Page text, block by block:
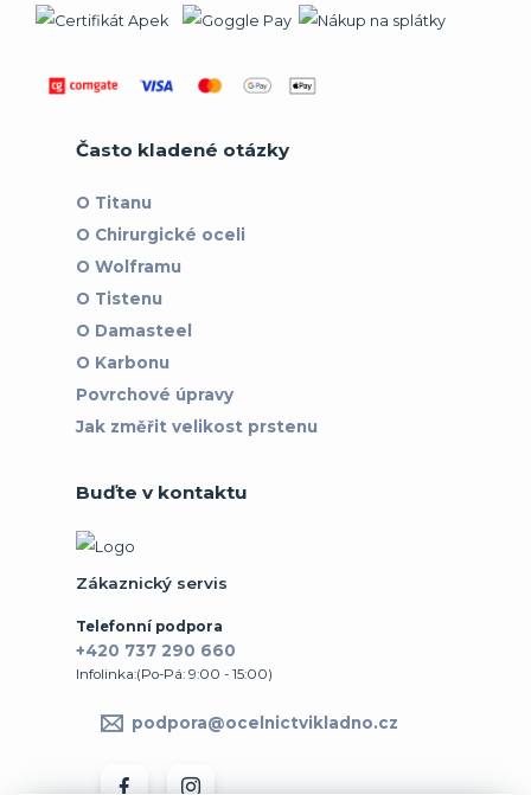
Často kladené otázky
O Titanu
O Chirurgické oceli
O Wolframu
O Tistenu
O Damasteel
O Karbonu
Povrchové úpravy
Jak změřit velikost prstenu
Buďte v kontaktu
Zákaznický servis
Telefonní podpora
+420 737 290 660
Infolinka:(Po-Pá: 9:00 - 15:00)
podpora@ocelnictvikladno.cz